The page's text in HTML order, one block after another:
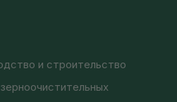
и строительство